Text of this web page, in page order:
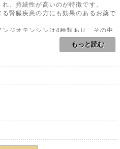
、持続性が高いのが特徴です。
腎臓疾患の方にも効果のあるお薬で
ジオテンシンは4種類あり、その中
ンジオテンシンに結びついて血圧を上
働きにより、ACEの働きを阻害し、
します。
ンスリン抵抗性を改善するので、糖
臓への負担を軽減されるといわれて
り血圧を下げるお薬ですので、軽度
服用されている強心症の方が併用さ
プレレノン(セララ)やスピロノラク
性降圧利尿薬(抗アルドステロン薬)
もっと読む